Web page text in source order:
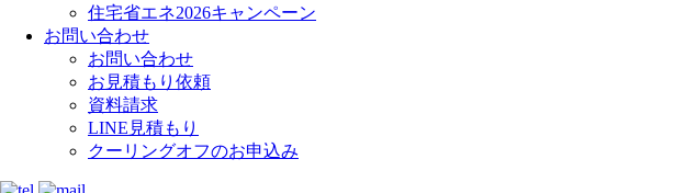
住宅省エネ2026キャンペーン
お問い合わせ
お問い合わせ
お見積もり依頼
資料請求
LINE見積もり
クーリングオフのお申込み